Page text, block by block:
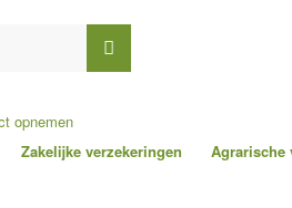
opnemen
Zakelijke verzekeringen Agrarische